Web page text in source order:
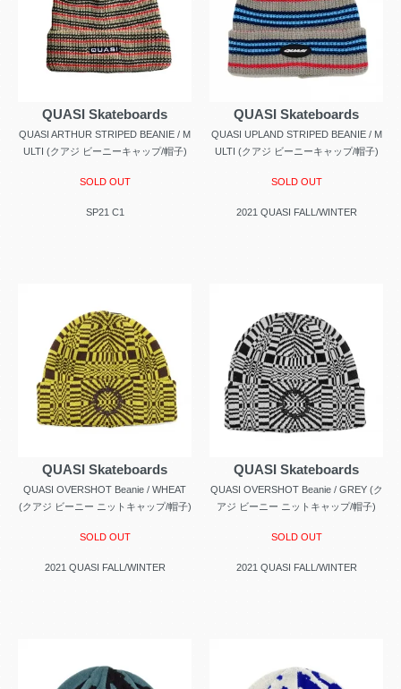
QUASI Skateboards
QUASI ARTHUR STRIPED BEANIE / M
ULTI (クアジ ビーニーキャップ/帽子)
SOLD OUT
SP21 C1
QUASI Skateboards
QUASI UPLAND STRIPED BEANIE / M
ULTI (クアジ ビーニーキャップ/帽子)
SOLD OUT
2021 QUASI FALL/WINTER
QUASI Skateboards
QUASI OVERSHOT Beanie / WHEAT
(クアジ ビーニー ニットキャップ/帽子)
SOLD OUT
2021 QUASI FALL/WINTER
QUASI Skateboards
QUASI OVERSHOT Beanie / GREY (ク
アジ ビーニー ニットキャップ/帽子)
SOLD OUT
2021 QUASI FALL/WINTER